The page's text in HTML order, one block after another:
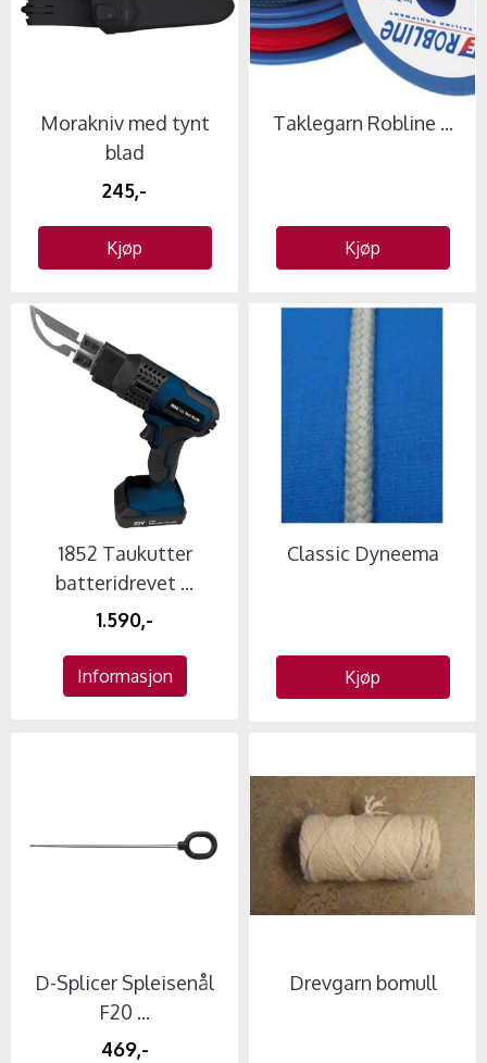
Morakniv med tynt
blad
245,-
Kjøp
Taklegarn Robline ...
Kjøp
1852 Taukutter
batteridrevet ...
1.590,-
Informasjon
Classic Dyneema
Kjøp
D-Splicer Spleisenål
F20 ...
469,-
Drevgarn bomull